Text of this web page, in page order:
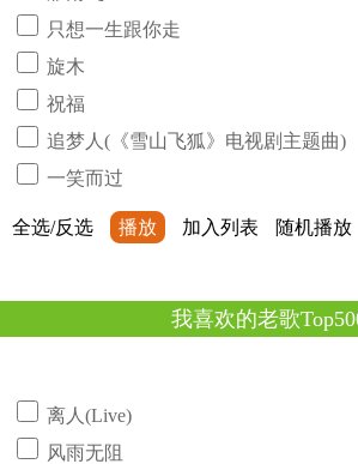
只想一生跟你走
旋木
祝福
追梦人(《雪山飞狐》电视剧主题曲)
一笑而过
全选/反选 播放 加入列表 随机播放
我喜欢的老歌
离人(Live)
风雨无阻